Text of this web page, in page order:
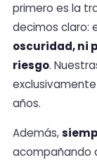
primero es la
decimos claro:
oscuridad, ni
riesgo.
años.
Además,
acompañando